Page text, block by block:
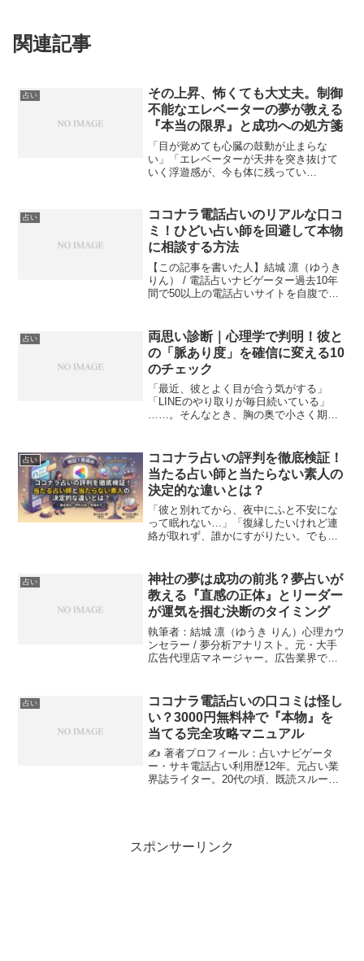
関連記事
占い
その上昇、怖くても大丈夫。制御
不能なエレベーターの夢が教える
『本当の限界』と成功への処方箋
「目が覚めても心臓の鼓動が止まらな
い」「エレベーターが天井を突き抜けて
いく浮遊感が、今も体に残ってい
のではないでしょうか。仕事の責任が増
え、周囲からの期待に応えようと必死...
占い
ココナラ電話占いのリアルな口コ
ミ！ひどい占い師を回避して本物
に相談する方法
【この記事を書いた人】結城 凛（ゆうき
りん） / 電話占いナビゲーター過去10年
間で50以上の電話占いサイトを自腹で検
と「当たり外れ」の構造を熟知。過去に
自身も引...
占い
両思い診断｜心理学で判明！彼と
の「脈あり度」を確信に変える10
のチェック
「最近、彼とよく目が合う気がする」
「LINEのやり取りが毎日続いている」
……。そんなとき、胸の奥で小さく期待
「自意識過剰だと思われたくない」とい
う不安がブレーキをかけてい...
占い
ココナラ占いの評判を徹底検証！
当たる占い師と当たらない素人の
決定的な違いとは？
「彼と別れてから、夜中にふと不安にな
って眠れない…」「復縁したいけれど連
絡が取れず、誰かにすがりたい。でも友
の、数千人もの占い師がズラリと並んで
いて、「一体誰を選べばい...
占い
神社の夢は成功の前兆？夢占いが
教える『直感の正体』とリーダー
が運気を掴む決断のタイミング
執筆者：結城 凛（ゆうき りん）心理カウ
ンセラー / 夢分析アナリスト。元・大手
広告代理店マネージャー。広告業界での
以上のビジネスリーダーに対し、「無意
識の戦略会...
占い
ココナラ電話占いの口コミは怪し
い？3000円無料枠で『本物』を
当てる完全攻略マニュアル
✍️ 著者プロフィール：占いナビゲータ
ー・サキ電話占い利用歴12年。元占い業
界誌ライター。20代の頃、既読スルーの
スポンサーリンク